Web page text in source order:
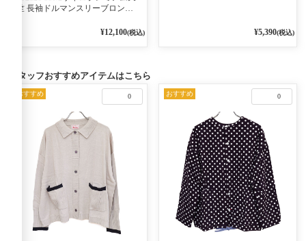
竺 長袖ドルマンスリーブロング
¥12,100(税込) ¥5,390(税込)
スタッフおすすめアイテムはこちら
0
おすすめ 0
おすすめ